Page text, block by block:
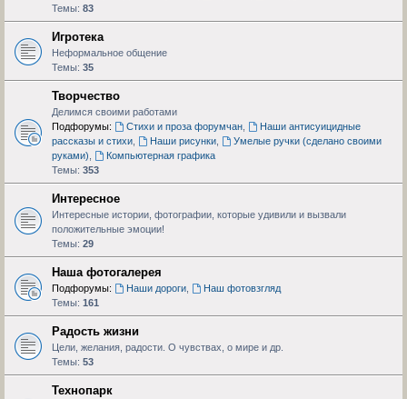
Темы: 83
Игротека
Неформальное общение
Темы: 35
Творчество
Делимся своими работами
Подфорумы:
Стихи и проза форумчан,
Наши антисуицидные
рассказы и стихи
Наши рисунки,
Умелые ручки (сделано своими
руками)
Компьютерная графика
Темы: 353
Интересное
Интересные истории, фотографии, которые удивили и вызвали
положительные эмоции!
Темы: 29
Наша фотогалерея
Подфорумы: Наши дороги,
Наш фотовзгляд
Темы: 161
Радость жизни
Цели, желания, радости. О чувствах, о мире и др.
Темы: 53
Технопарк